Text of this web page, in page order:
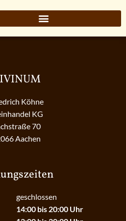
Köhne
KG
70
Aachen
geschlossen
14:00 bis 20:00 Uhr